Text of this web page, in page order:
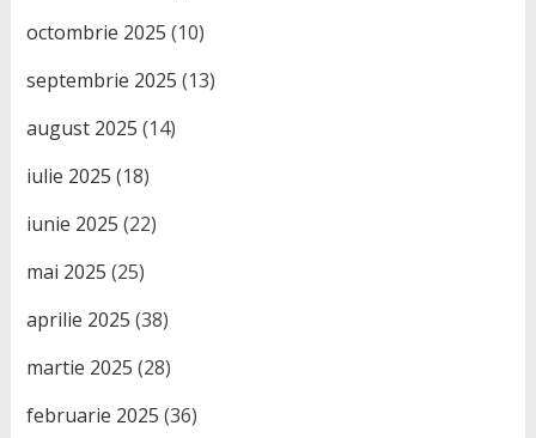
octombrie 2025 (10)
septembrie 2025 (13)
august 2025 (14)
iulie 2025 (18)
iunie 2025 (22)
mai 2025 (25)
aprilie 2025 (38)
martie 2025 (28)
februarie 2025 (36)